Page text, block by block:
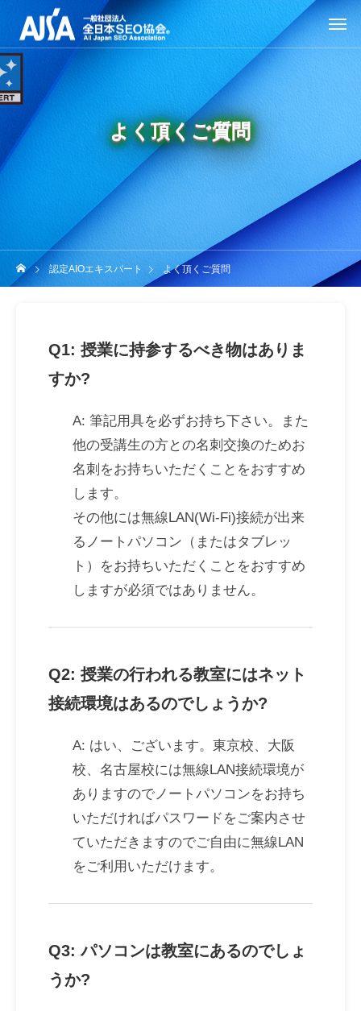
よく頂くご質問
認定AIOエキスパート よく頂くご質問
Q1: 授業に持参するべき物はありま
すか?
A: 筆記用具を必ずお持ち下さい。また
他の受講生の方との名刺交換のためお
名刺をお持ちいただくことをおすすめ
します。
その他には無線LAN(Wi-Fi)接続が出来
るノートパソコン（またはタブレッ
ト）をお持ちいただくことをおすすめ
しますが必須ではありません。
Q2: 授業の行われる教室にはネット
接続環境はあるのでしょうか?
A: はい、ございます。東京校、大阪
校、名古屋校には無線LAN接続環境が
ありますのでノートパソコンをお持ち
いただければパスワードをご案内させ
ていただきますのでご自由に無線LAN
をご利用いただけます。
Q3: パソコンは教室にあるのでしょ
うか?